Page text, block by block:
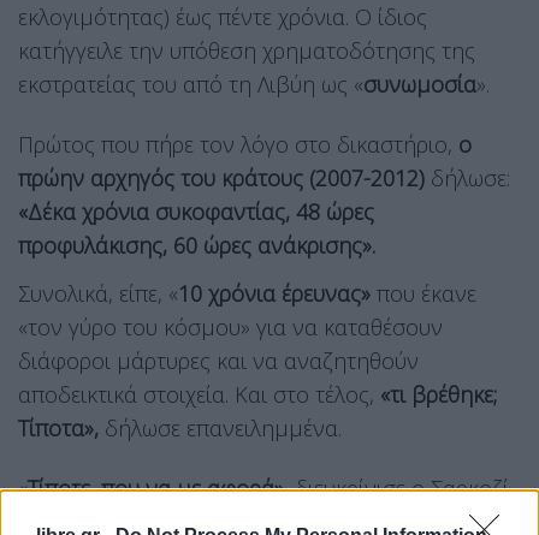
εκλογιμότητας) έως πέντε χρόνια. Ο ίδιος
κατήγγειλε την υπόθεση χρηματοδότησης της
εκστρατείας του από τη Λιβύη ως «συνωμοσία».
Πρώτος που πήρε τον λόγο στο δικαστήριο, ο
πρώην αρχηγός του κράτους (2007-2012) δήλωσε:
«Δέκα χρόνια συκοφαντίας, 48 ώρες
προφυλάκισης, 60 ώρες ανάκρισης».
Συνολικά, είπε, «10 χρόνια έρευνας» που έκανε
«τον γύρο του κόσμου» για να καταθέσουν
διάφοροι μάρτυρες και να αναζητηθούν
αποδεικτικά στοιχεία. Και στο τέλος, «τι βρέθηκε;
Τίποτα», δήλωσε επανειλημμένα.
«Τίποτε, που να με αφορά», διευκρίνισε ο Σαρκοζί,
ο οποίος δικάζεται μαζί με άλλα 11 άτομα,